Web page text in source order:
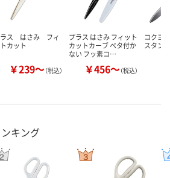
ス はさみ フィ
カット
￥239～（税込）
プラス はさみ フィット
カットカーブ ベタ付か
ない フッ素コ…
￥456～（税込）
コクヨ
スタン
キング